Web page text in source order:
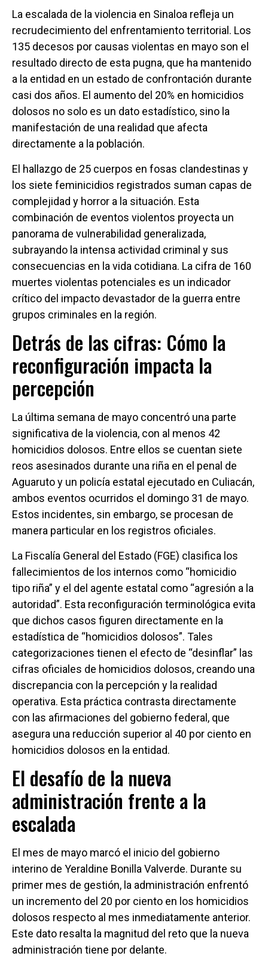
La escalada de la violencia en Sinaloa refleja un
recrudecimiento del enfrentamiento territorial. Los
135 decesos por causas violentas en mayo son el
resultado directo de esta pugna, que ha mantenido
a la entidad en un estado de confrontación durante
casi dos años. El aumento del 20% en homicidios
dolosos no solo es un dato estadístico, sino la
manifestación de una realidad que afecta
directamente a la población.
El hallazgo de 25 cuerpos en fosas clandestinas y
los siete feminicidios registrados suman capas de
complejidad y horror a la situación. Esta
combinación de eventos violentos proyecta un
panorama de vulnerabilidad generalizada,
subrayando la intensa actividad criminal y sus
consecuencias en la vida cotidiana. La cifra de 160
muertes violentas potenciales es un indicador
crítico del impacto devastador de la guerra entre
grupos criminales en la región.
Detrás de las cifras: Cómo la
reconfiguración impacta la
percepción
La última semana de mayo concentró una parte
significativa de la violencia, con al menos 42
homicidios dolosos. Entre ellos se cuentan siete
reos asesinados durante una riña en el penal de
Aguaruto y un policía estatal ejecutado en Culiacán,
ambos eventos ocurridos el domingo 31 de mayo.
Estos incidentes, sin embargo, se procesan de
manera particular en los registros oficiales.
La Fiscalía General del Estado (FGE) clasifica los
fallecimientos de los internos como “homicidio
tipo riña” y el del agente estatal como “agresión a la
autoridad”. Esta reconfiguración terminológica evita
que dichos casos figuren directamente en la
estadística de “homicidios dolosos”. Tales
categorizaciones tienen el efecto de “desinflar” las
cifras oficiales de homicidios dolosos, creando una
discrepancia con la percepción y la realidad
operativa. Esta práctica contrasta directamente
con las afirmaciones del gobierno federal, que
asegura una reducción superior al 40 por ciento en
homicidios dolosos en la entidad.
El desafío de la nueva
administración frente a la
escalada
El mes de mayo marcó el inicio del gobierno
interino de Yeraldine Bonilla Valverde. Durante su
primer mes de gestión, la administración enfrentó
un incremento del 20 por ciento en los homicidios
dolosos respecto al mes inmediatamente anterior.
Este dato resalta la magnitud del reto que la nueva
administración tiene por delante.